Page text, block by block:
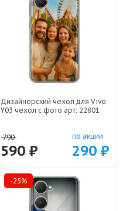
Дизайнерский чехол для Vivo
Y03 чехол с фото арт: 22801
790
590 ₽
по акции
290 ₽
-25%